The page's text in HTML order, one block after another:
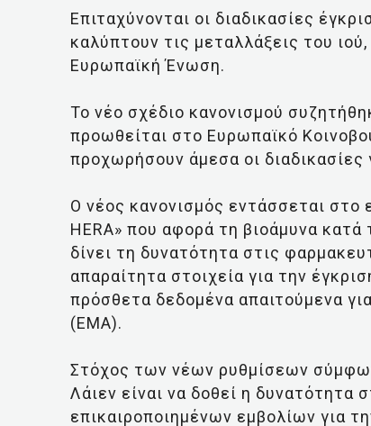
Επιταχύνονται οι διαδικασίες
καλύπτουν τις μεταλλάξεις του
Ευρωπαϊκή Ένωση.
Το νέο σχέδιο κανονισμού
προωθείται στο Ευρωπαϊκό
προχωρήσουν άμεσα οι διαδικασίες
Ο νέος κανονισμός εντάσσεται στο
HERA» που αφορά τη βιοάμυνα
δίνει τη δυνατότητα στις
απαραίτητα στοιχεία για την
πρόσθετα δεδομένα απαιτούμενα
(ΕΜΑ).
Στόχος των νέων ρυθμίσεων
Λάιεν είναι να δοθεί η δυνατότητα
επικαιροποιημένων εμβολίων για